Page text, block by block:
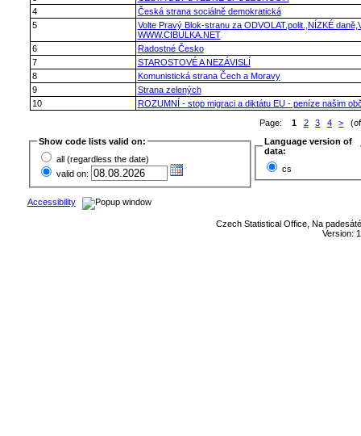
4
Česká strana sociálně demokratická
5
Volte Pravý Blok-stranu za ODVOLAT.polit.,NÍZKÉ
WWW.CIBULKA.NET
6
Radostné Česko
7
STAROSTOVÉ A NEZÁVISLÍ
8
Komunistická strana Čech a Moravy
9
Strana zelených
10
ROZUMNÍ - stop migraci a diktátu EU - peníze našim
Page:
1 2 3 4 >
Show code lists valid on:
all (regardless the date)
valid on:
Language version of
data:
cs
Accessibility
Czech Statistical Office, Na
Version: